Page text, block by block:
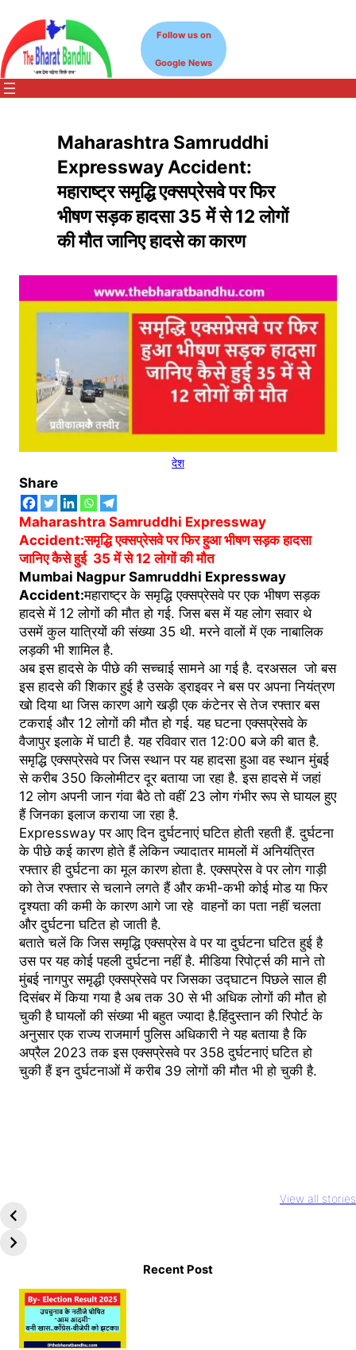
content
Follow us on
Google News
Maharashtra Samruddhi
Expressway Accident:
महाराष्ट्र समृद्धि एक्सप्रेसवे पर फिर
भीषण सड़क हादसा 35 में से 12 लोगों
की मौत जानिए हादसे का कारण
देश
Share
Maharashtra Samruddhi Expressway
Accident:समृद्धि एक्सप्रेसवे पर फिर हुआ भीषण सड़क हादसा
जानिए कैसे हुई 35 में से 12 लोगों की मौत
Mumbai Nagpur Samruddhi Expressway
Accident:महाराष्ट्र के समृद्धि एक्सप्रेसवे पर एक भीषण सड़क
हादसे में 12 लोगों की मौत हो गई. जिस बस में यह लोग सवार थे
उसमें कुल यात्रियों की संख्या 35 थी. मरने वालों में एक नाबालिक
लड़की भी शामिल है.
अब इस हादसे के पीछे की सच्चाई सामने आ गई है. दरअसल जो बस
इस हादसे की शिकार हुई है उसके ड्राइवर ने बस पर अपना नियंत्रण
खो दिया था जिस कारण आगे खड़ी एक कंटेनर से तेज रफ्तार बस
टकराई और 12 लोगों की मौत हो गई. यह घटना एक्सप्रेसवे के
वैजापुर इलाके में घाटी है. यह रविवार रात 12:00 बजे की बात है.
समृद्धि एक्सप्रेसवे पर जिस स्थान पर यह हादसा हुआ वह स्थान मुंबई
से करीब 350 किलोमीटर दूर बताया जा रहा है. इस हादसे में जहां
12 लोग अपनी जान गंवा बैठे तो वहीं 23 लोग गंभीर रूप से घायल हुए
हैं जिनका इलाज कराया जा रहा है.
Expressway पर आए दिन दुर्घटनाएं घटित होती रहती हैं. दुर्घटना
के पीछे कई कारण होते हैं लेकिन ज्यादातर मामलों में अनियंत्रित
रफ्तार ही दुर्घटना का मूल कारण होता है. एक्सप्रेस वे पर लोग गाड़ी
को तेज रफ्तार से चलाने लगते हैं और कभी-कभी कोई मोड या फिर
दृश्यता की कमी के कारण आगे जा रहे वाहनों का पता नहीं चलता
और दुर्घटना घटित हो जाती है.
बताते चलें कि जिस समृद्धि एक्सप्रेस वे पर या दुर्घटना घटित हुई है
उस पर यह कोई पहली दुर्घटना नहीं है. मीडिया रिपोर्ट्स की माने तो
मुंबई नागपुर समृद्धी एक्सप्रेसवे पर जिसका उद्घाटन पिछले साल ही
दिसंबर में किया गया है अब तक 30 से भी अधिक लोगों की मौत हो
चुकी है घायलों की संख्या भी बहुत ज्यादा है.हिंदुस्तान की रिपोर्ट के
अनुसार एक राज्य राजमार्ग पुलिस अधिकारी ने यह बताया है कि
अप्रैल 2023 तक इस एक्सप्रेसवे पर 358 दुर्घटनाएं घटित हो
चुकी हैं इन दुर्घटनाओं में करीब 39 लोगों की मौत भी हो चुकी है.
View all stories
Pathan Case: इस
तरह बनाते हैं वीडियो
तो सावधान
ki prem
Recent Post